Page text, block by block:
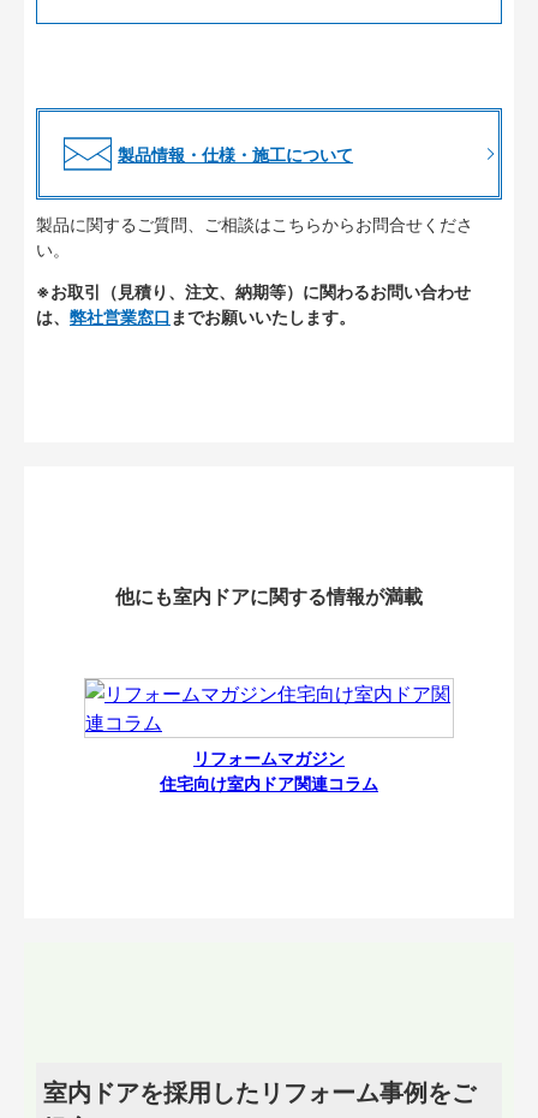
製品情報・仕様・施工について
製品に関するご質問、ご相談はこちらからお問合せくださ
い。
※お取引（見積り、注文、納期等）に関わるお問い合わせ
は、 弊社営業窓口 までお願いいたします。
他にも室内ドアに関する情報が満載
リフォームマガジン
住宅向け室内ドア関連コラム
室内ドアを採用したリフォーム事例をご